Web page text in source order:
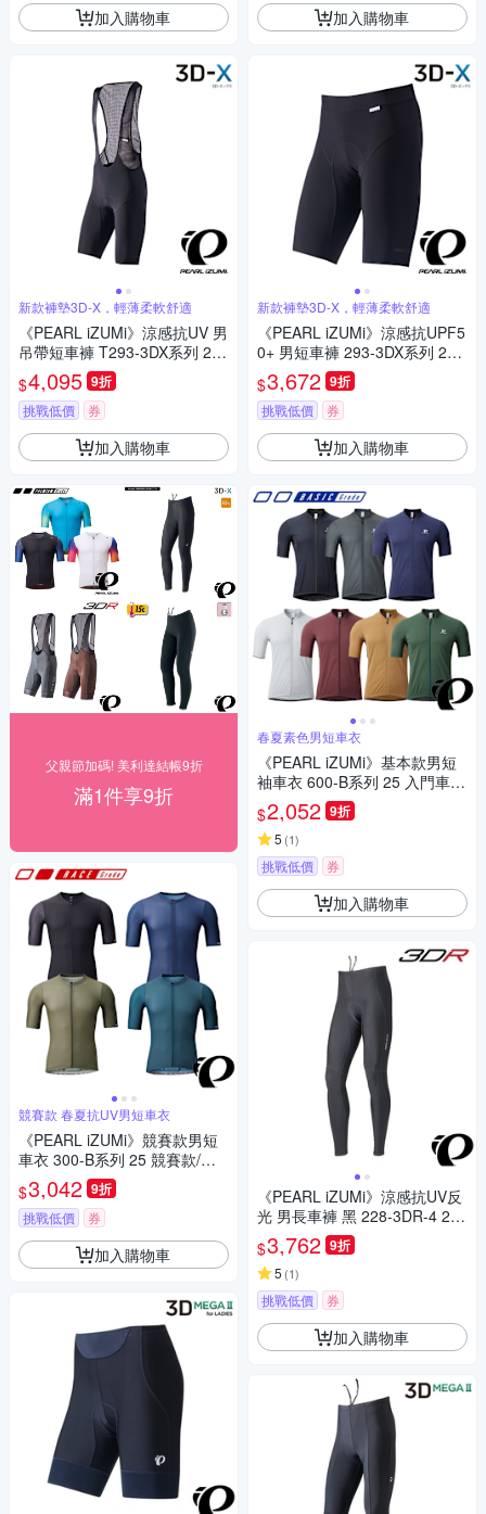
加入購物車
新款褲墊3D-X，輕薄柔軟舒適
《PEARL iZUMi》涼感抗UV 男
吊帶短車褲 T293-3DX系列 25
競賽/涼感車褲/吊帶褲/單車/運
動/自行車
$4,095 9折
挑戰低價 券
加入購物車
父親節加碼! 美利達結帳9折
滿1件享9折
競賽款 春夏抗UV男短車衣
《PEARL iZUMi》競賽款男短
車衣 300-B系列 25 競賽款/合
身車衣/透氣/吸汗/自行車/運動/
車服/日本製
$3,042 9折
挑戰低價 券
加入購物車
加入購物車
新款褲墊3D-X，輕薄柔軟舒適
《PEARL iZUMi》涼感抗UPF5
0+ 男短車褲 293-3DX系列 25
競賽/涼感/防曬/吸汗/透氣/單車/
運動
$3,672 9折
挑戰低價 券
加入購物車
春夏素色男短車衣
《PEARL iZUMi》基本款男短
袖車衣 600-B系列 25 入門車
衣/春夏車衣/短袖車衣/素色車
衣/運動/單車/車服
$2,052 9折
5 (1)
挑戰低價 券
加入購物車
《PEARL iZUMi》涼感抗UV反
光 男長車褲 黑 228-3DR-4 24
涼感車褲/吸汗/透氣/環島/單車/
長途/日本製
$3,762 9折
5 (1)
挑戰低價 券
加入購物車